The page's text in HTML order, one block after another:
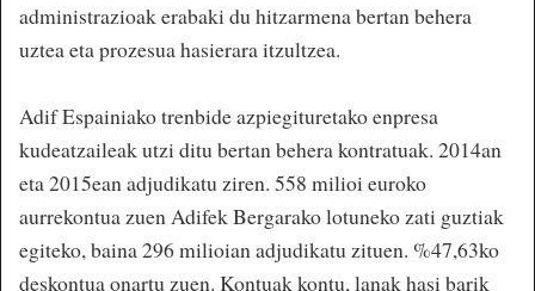
administrazioak erabaki du hitzarmena bertan behera
uztea eta prozesua hasierara itzultzea.
Adif Espainiako trenbide azpiegituretako enpresa
kudeatzaileak utzi ditu bertan behera kontratuak. 2014an
eta 2015ean adjudikatu ziren. 558 milioi euroko
aurrekontua zuen Adifek Bergarako lotuneko zati guztiak
egiteko, baina 296 milioian adjudikatu zituen. %47,63ko
deskontua onartu zuen. Kontuak kontu, lanak hasi barik